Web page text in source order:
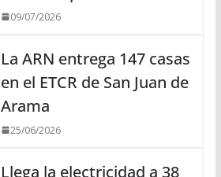
09/07/2026
La ARN entrega 147 casas
en el ETCR de San Juan de
Arama
25/06/2026
Llega la electricidad a 38